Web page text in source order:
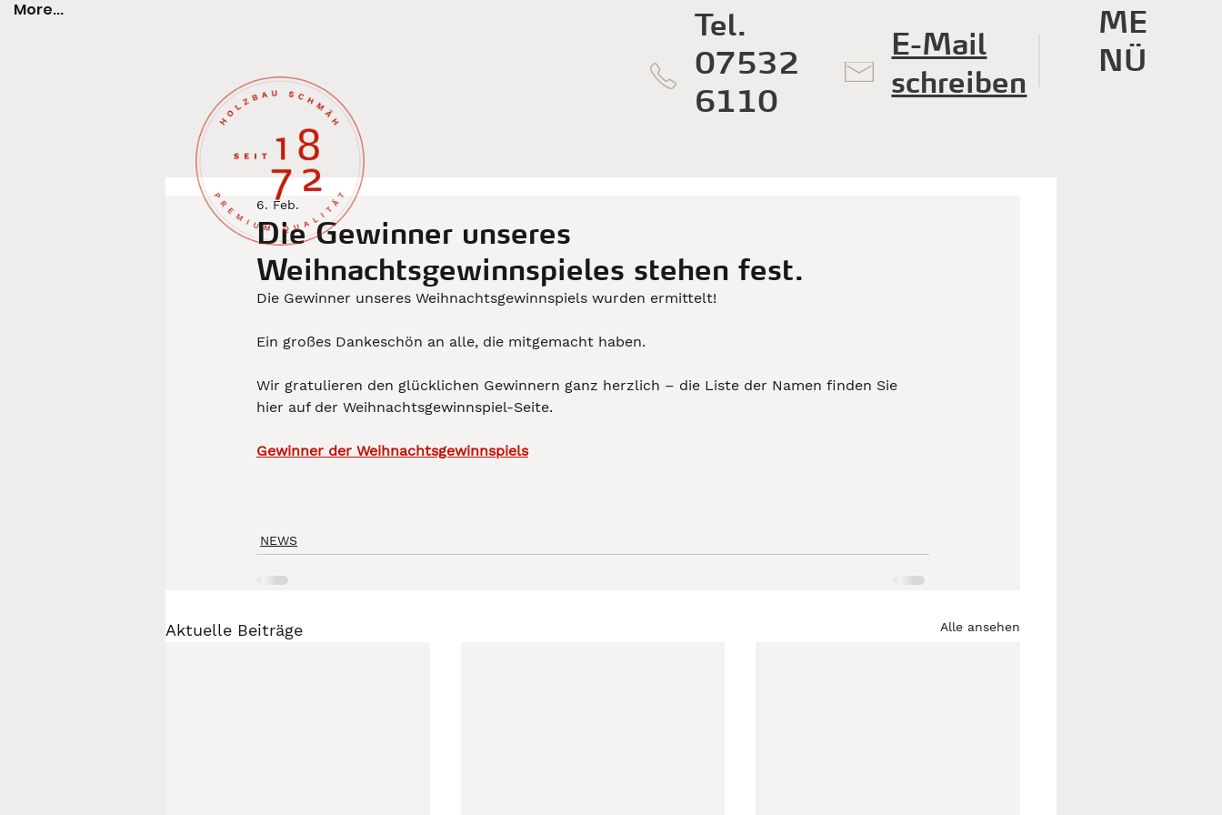
More...
Tel.
07532
6110
E-Mail
schreiben
Die Gewinner unseres
Weihnachtsgewinnspieles stehen fest.
6. Feb.
Die Gewinner unseres Weihnachtsgewinnspiels wurden ermittelt!
Ein großes Dankeschön an alle, die mitgemacht haben.
Wir gratulieren den glücklichen Gewinnern ganz herzlich – die Liste der Namen finden Sie
hier auf der Weihnachtsgewinnspiel-Seite.
Gewinner der Weihnachtsgewinnspiels
NEWS
Aktuelle Beiträge Alle ansehen
ME
NÜ